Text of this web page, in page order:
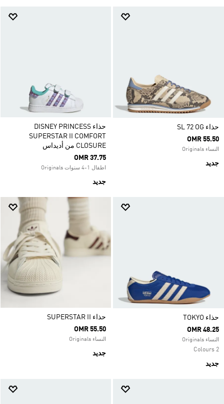
حذاء SL 72 OG
OMR 55.50
النساء Originals
جديد
حذاء DISNEY PRINCESS
SUPERSTAR II COMFORT
CLOSURE من أديداس
OMR 37.75
اطفال 1-4 سنوات Originals
جديد
حذاء TOKYO
OMR 48.25
النساء Originals
2 Colours
جديد
حذاء SUPERSTAR II
OMR 55.50
النساء Originals
جديد